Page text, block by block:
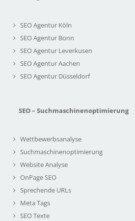
SEO Agentur Köln
SEO Agentur Bonn
SEO Agentur Leverkusen
SEO Agentur Aachen
SEO Agentur Düsseldorf
SEO – Suchmaschinenoptimierung
Wettbewerbsanalyse
Suchmaschinenoptimierung
Website Analyse
OnPage SEO
Sprechende URLs
Meta Tags
SEO Texte